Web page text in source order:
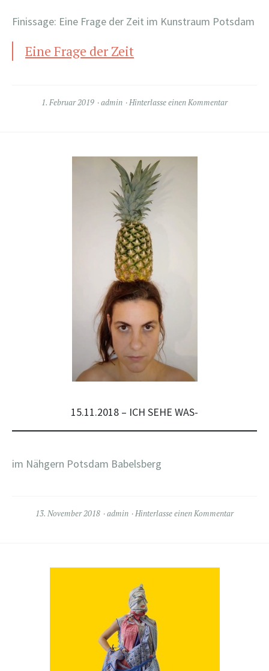
Finissage: Eine Frage der Zeit im Kunstraum Potsdam
Eine Frage der Zeit
1. Februar 2019 admin Hinterlasse einen Kommentar
15.11.2018 – ICH SEHE WAS-
im Nähgern Potsdam Babelsberg
13. November 2018 admin Hinterlasse einen Kommentar